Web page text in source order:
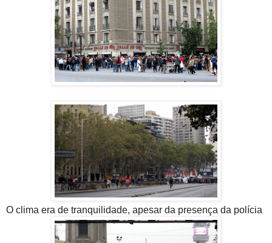
O clima era de tranquilidade, apesar da presença da polícia